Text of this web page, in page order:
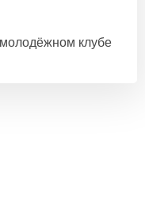
клубе